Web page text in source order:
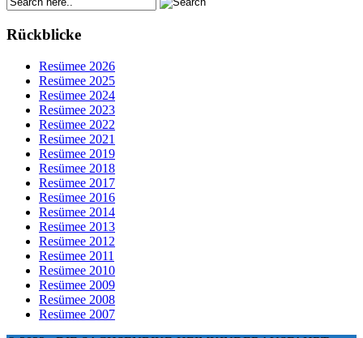
Rückblicke
Resümee 2026
Resümee 2025
Resümee 2024
Resümee 2023
Resümee 2022
Resümee 2021
Resümee 2019
Resümee 2018
Resümee 2017
Resümee 2016
Resümee 2014
Resümee 2013
Resümee 2012
Resümee 2011
Resümee 2010
Resümee 2009
Resümee 2008
Resümee 2007